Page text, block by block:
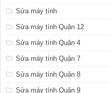
Sửa máy tính
Sửa máy tính Quận 12
Sửa máy tính Quận 4
Sửa máy tính Quận 7
Sửa máy tính Quận 8
Sửa máy tính Quận 9